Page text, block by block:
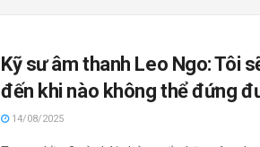
Kỹ sư âm thanh Leo Ngo: Tôi
đến khi nào không thể đứng
14/08/2025